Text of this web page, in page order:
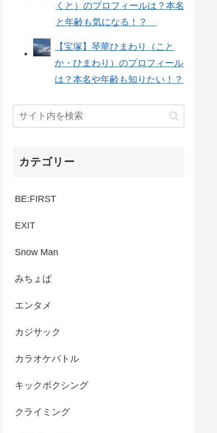
くと）のプロフィールは？本名
と年齢も気になる！？
【宝塚】琴華ひまわり（こと
か・ひまわり）のプロフィール
は？本名や年齢も知りたい！？
カテゴリー
BE:FIRST
EXIT
Snow Man
みちょぱ
エンタメ
カジサック
カラオケバトル
キックボクシング
クライミング